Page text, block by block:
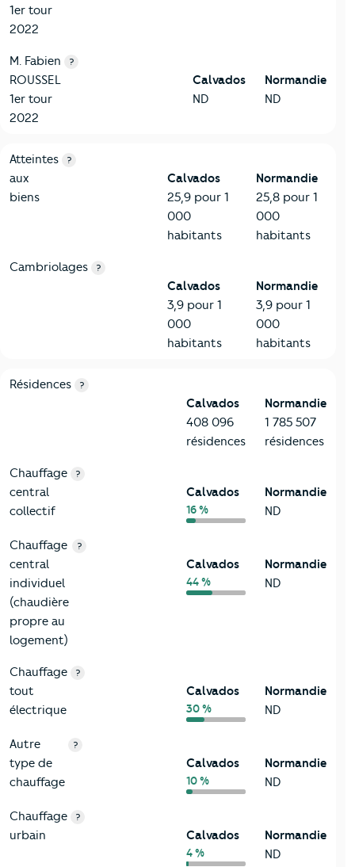
1er tour
2022
M. Fabien
ROUSSEL
1er tour
2022
?
Calvados
ND
Normandie
ND
7-Sécurité
Critères
Atteintes
aux
biens
?
Calvados
25,9 pour 1
000
habitants
Normandie
25,8 pour 1
000
habitants
Cambriolages ?
Calvados
3,9 pour 1
000
habitants
Normandie
3,9 pour 1
000
habitants
8-Chauffage
Critères Calvados
Résidences ?
Calvados
408 096
résidences
Normandie
1 785 507
résidences
Chauffage
central
collectif
?
Calvados
16 %
Normandie
ND
Chauffage
central
individuel
(chaudière
propre au
logement)
?
Calvados
44 %
Normandie
ND
Chauffage
tout
électrique
?
Calvados
30 %
Normandie
ND
Autre
type de
chauffage
?
Calvados
10 %
Normandie
ND
Chauffage
urbain
?
Calvados
4 %
Normandie
ND